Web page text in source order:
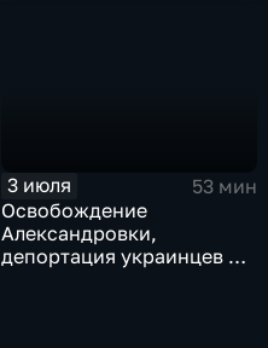
3 июля
53 мин
Освобождение
Александровки,
депортация украинцев из